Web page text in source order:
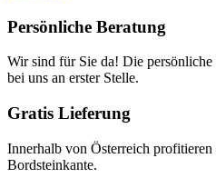
Persönliche Beratung
Wir sind für Sie da! Die
bei uns an erster Stelle.
Gratis Lieferung
Innerhalb von Österreich
Bordsteinkante.